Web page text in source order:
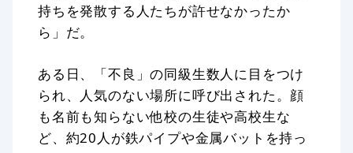
持ちを発散する人たちが許せなかったか
ら」だ。
ある日、「不良」の同級生数人に目をつけ
られ、人気のない場所に呼び出された。顔
も名前も知らない他校の生徒や高校生な
ど、約20人が鉄パイプや金属バットを持っ